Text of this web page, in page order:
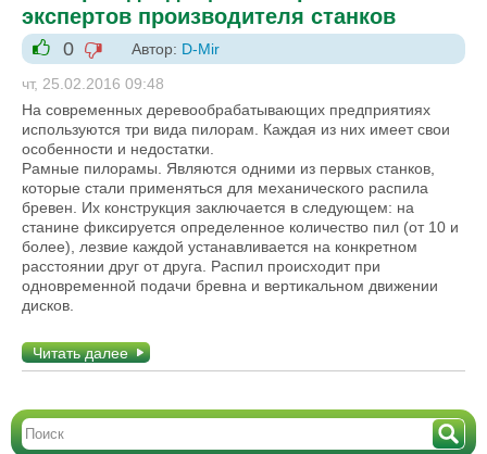
экспертов производителя станков
+1
0
-1
Автор: D-Mir
чт, 25.02.2016 09:48
На современных деревообрабатывающих предприятиях
используются три вида пилорам. Каждая из них имеет свои
особенности и недостатки.
Рамные пилорамы. Являются одними из первых станков,
которые стали применяться для механического распила
бревен. Их конструкция заключается в следующем: на
станине фиксируется определенное количество пил (от 10 и
более), лезвие каждой устанавливается на конкретном
расстоянии друг от друга. Распил происходит при
одновременной подачи бревна и вертикальном движении
дисков.
Читать далее